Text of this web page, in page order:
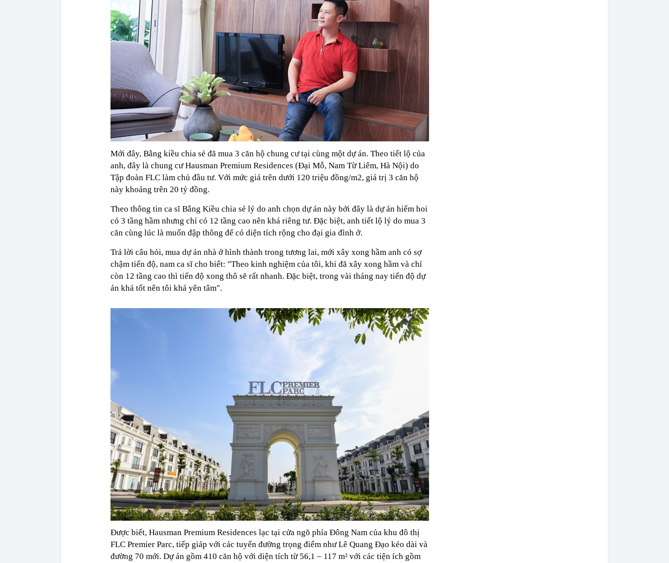
Mới đây, Bằng kiều chia sẻ đã mua 3 căn hộ chung cư tại cùng một dự án. Theo tiết lộ của
anh, đây là chung cư Hausman Premium Residences (Đại Mỗ, Nam Từ Liêm, Hà Nội) do
Tập đoàn FLC làm chủ đầu tư. Với mức giá trên dưới 120 triệu đồng/m2, giá trị 3 căn hộ
này khoảng trên 20 tỷ đồng.
Theo thông tin ca sĩ Bằng Kiều chia sẻ lý do anh chọn dự án này bởi đây là dự án hiếm hoi
có 3 tầng hầm nhưng chỉ có 12 tầng cao nên khá riêng tư. Đặc biệt, anh tiết lộ lý do mua 3
căn cùng lúc là muốn đập thông để có diện tích rộng cho đại gia đình ở.
Trả lời câu hỏi, mua dự án nhà ở hình thành trong tương lai, mới xây xong hầm anh có sợ
chậm tiến độ, nam ca sĩ cho biết: "Theo kinh nghiệm của tôi, khi đã xây xong hầm và chỉ
còn 12 tầng cao thì tiến độ xong thô sẽ rất nhanh. Đặc biệt, trong vài tháng nay tiến độ dự
án khá tốt nên tôi khá yên tâm".
Được biết, Hausman Premium Residences lạc tại cửa ngõ phía Đông Nam của khu đô thị
FLC Premier Parc, tiếp giáp với các tuyến đường trọng điểm như Lê Quang Đạo kéo dài và
đường 70 mới. Dự án gồm 410 căn hộ với diện tích từ 56,1 – 117 m² với các tiện ích gồm